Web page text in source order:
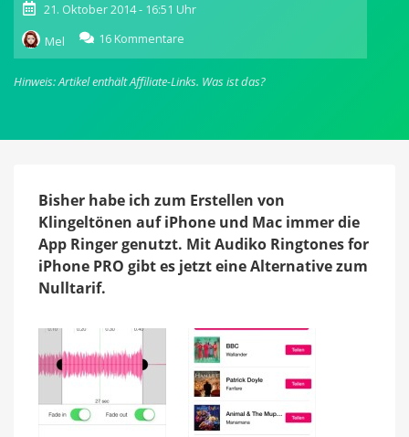
21. Oktober 2014 - 16:51 Uhr
Mel
16 Kommentare
Audiko
Ringtones
for
Derzeit
Datenbank
-
Generator
Hinweis: Artikel enthält Affiliate-Links. Was ist das?
Bisher habe ich zum Erstellen von
Klingeltönen auf iPhone und Mac immer die
App Ringer genutzt. Mit Audiko Ringtones for
iPhone PRO gibt es jetzt eine Alternative zum
Nulltarif.